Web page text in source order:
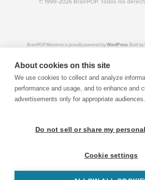
© 1999-2026 BrainPOP. Todos los
BrainPOP Maestros is proudly powered byWordPress. Built by
About cookies on this site
We use cookies to collect and analyze
performance and usage, and to enhance and
advertisements only for appropriate audiences.
Do not sell or share my
Cookie settings